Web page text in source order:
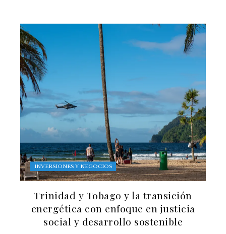
INVERSIONES Y NEGOCIOS
Trinidad y Tobago y la transición
energética con enfoque en justicia
social y desarrollo sostenible